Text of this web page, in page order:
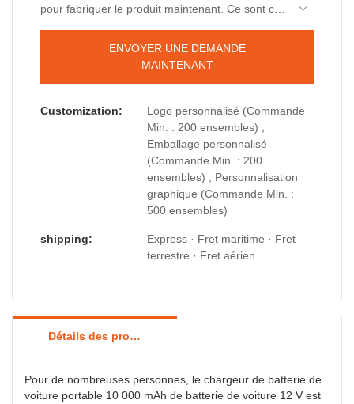
pour fabriquer le produit maintenant. Ce sont ces
produits de haute qualité et multifonctionnels.
Dans le(s) domaine(s) d'application de Jump
largement utilisé.
ENVOYER UNE DEMANDE
MAINTENANT
Customization:
Logo personnalisé (Commande
Min. : 200 ensembles) ,
Emballage personnalisé
(Commande Min. : 200
ensembles) , Personnalisation
graphique (Commande Min. :
500 ensembles)
shipping:
Express · Fret maritime · Fret
terrestre · Fret aérien
Détails des produits
Pour de nombreuses personnes, le chargeur de batterie de
voiture portable 10 000 mAh de batterie de voiture 12 V est